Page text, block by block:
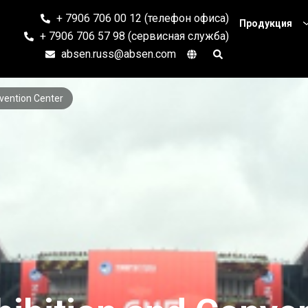
+ 7906 706 00 12 (телефон офиса)
+ 7906 706 57 98 (сервисная служба)
absen.russ@absen.com
Продукция
Center